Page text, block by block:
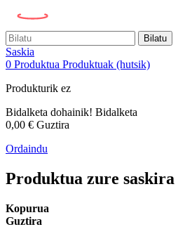
Bilatu
Saskia
0 Produktua Produktuak (hutsik)
Produkturik ez
Bidalketa dohainik! Bidalketa
0,00 € Guztira
Ordaindu
Produktua zure
Kopurua
Guztira